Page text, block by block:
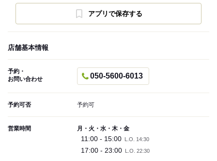
アプリで保存する
店舗基本情報
予約・
お問い合わせ
050-5600-6013
予約可否 予約可
営業時間 月・火・水・木・金
11:00 - 15:00 L.O. 14:30
17:00 - 23:00 L.O. 22:30